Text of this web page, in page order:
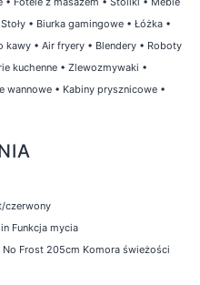
Stoły • Biurka gamingowe • Łóżka •
kawy • Air fryery • Blendery • Roboty
kuchenne • Zlewozmywaki •
wannowe • Kabiny prysznicowe •
czerwony
Funkcja mycia
No Frost 205cm Komora świeżości